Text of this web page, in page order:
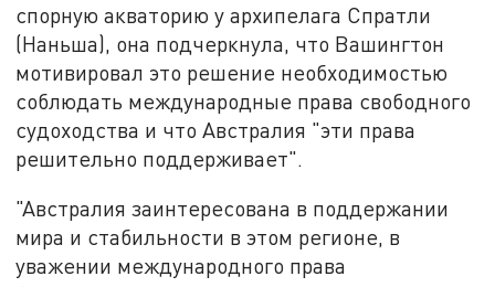
спорную акваторию у архипелага Спратли
(Наньша), она подчеркнула, что Вашингтон
мотивировал это решение необходимостью
соблюдать международные права свободного
судоходства и что Австралия "эти права
решительно поддерживает".
"Австралия заинтересована в поддержании
мира и стабильности в этом регионе, в
уважении международного права